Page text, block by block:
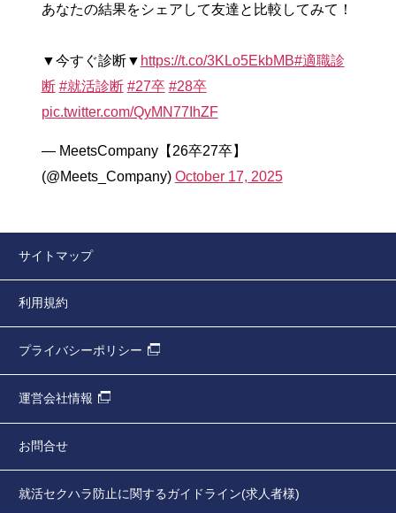
あなたの結果をシェアして友達と比較してみて！
▼今すぐ診断▼ https://t.co/3KLo5EkbMB#適職診
断 #就活診断 #27卒 #28卒
pic.twitter.com/QyMN77IhZF
— MeetsCompany【26卒27卒】
(@Meets_Company) October 17, 2025
サイトマップ
利用規約
プライバシーポリシー
運営会社情報
お問合せ
就活セクハラ防止に関するガイドライン(求人者様)